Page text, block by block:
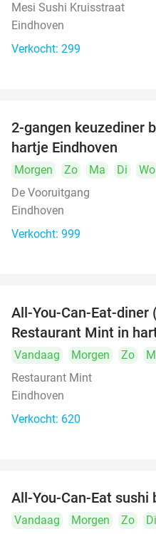
Mesi Sushi Kruisstraat
Eindhoven
Verkocht: 299
2-gangen keuzediner
hartje Eindhoven
Morgen Zo Ma Di Wo
De Vooruitgang
Eindhoven
Verkocht: 999
All-You-Can-Eat-
Restaurant Mint in
Vandaag Morgen Zo
Restaurant Mint
Eindhoven
Verkocht: 620
All-You-Can-Eat sushi
Vandaag Morgen Zo Di